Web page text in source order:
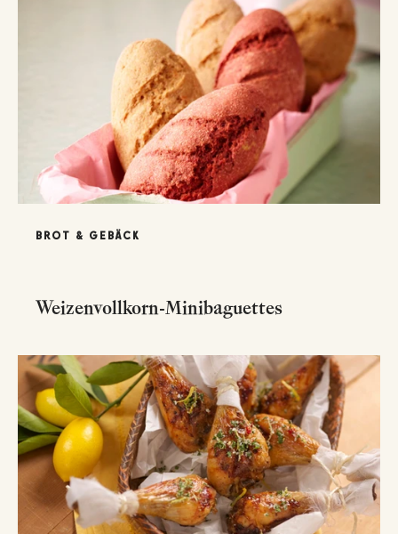
BROT & GEBÄCK
Weizenvollkorn-Minibaguettes